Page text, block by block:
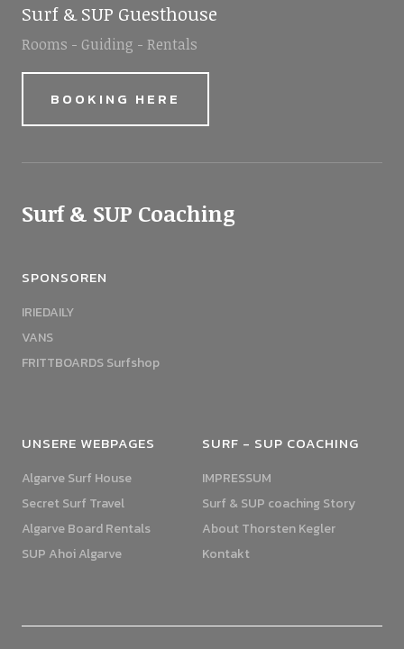
Surf & SUP Guesthouse
Rooms - Guiding - Rentals
BOOKING HERE
Surf & SUP Coaching
SPONSOREN
IRIEDAILY
VANS
FRITTBOARDS Surfshop
UNSERE WEBPAGES
Algarve Surf House
Secret Surf Travel
Algarve Board Rentals
SUP Ahoi Algarve
SURF - SUP COACHING
IMPRESSUM
Surf & SUP coaching Story
About Thorsten Kegler
Kontakt